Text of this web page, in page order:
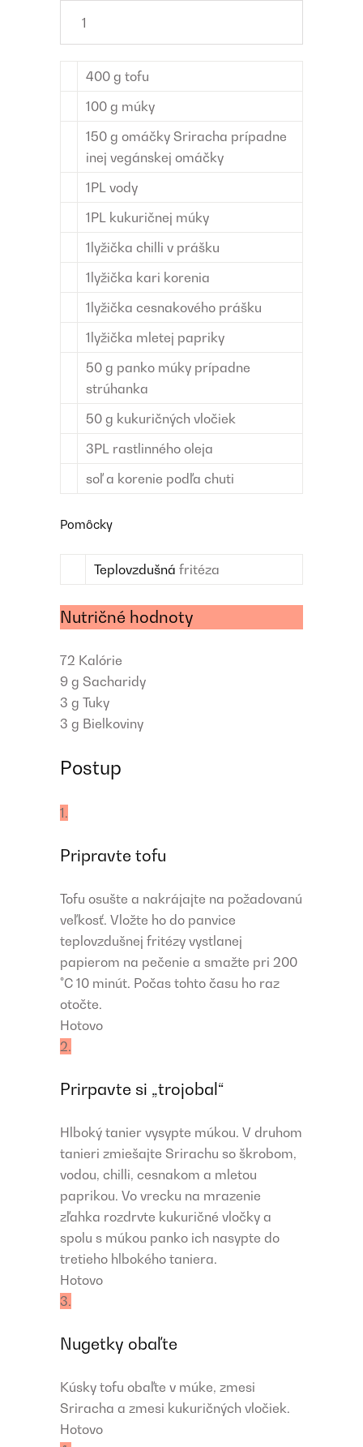
400 g tofu
100 g múky
150 g omáčky Sriracha prípadne
inej vegánskej omáčky
1PL vody
1PL kukuričnej múky
1 lyžička chilli v prášku
1 lyžička kari korenia
1 lyžička cesnakového prášku
1 lyžička mletej papriky
50 g panko múky prípadne
strúhanka
50 g kukuričných vločiek
3PL rastlinného oleja
soľ a korenie podľa chuti
Pomôcky
Teplovzdušná fritéza
Nutričné hodnoty
72 Kalórie
9 g Sacharidy
3 g Tuky
3 g Bielkoviny
Postup
1.
Pripravte tofu
Tofu osušte a nakrájajte na požadovanú
veľkosť. Vložte ho do panvice
teplovzdušnej fritézy vystlanej
papierom na pečenie a smažte pri 200
°C 10 minút. Počas tohto času ho raz
otočte.
Hotovo
2.
Prirpavte si „trojobal“
Hlboký tanier vysypte múkou. V druhom
tanieri zmiešajte Srirachu so škrobom,
vodou, chilli, cesnakom a mletou
paprikou. Vo vrecku na mrazenie
zľahka rozdrvte kukuričné vločky a
spolu s múkou panko ich nasypte do
tretieho hlbokého taniera.
Hotovo
3.
Nugetky obaľte
Kúsky tofu obaľte v múke, zmesi
Sriracha a zmesi kukuričných vločiek.
Hotovo